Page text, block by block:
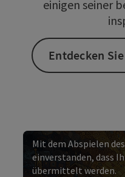
einigen seiner
Entdecken
Mit dem Abspielen
einverstanden, dass
übermittelt werden.